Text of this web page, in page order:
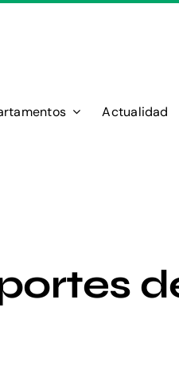
Actualidad